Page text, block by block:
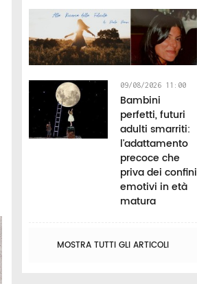
09/08/2026 11:00
Bambini
perfetti, futuri
adulti smarriti:
l'adattamento
precoce che
priva dei confini
emotivi in età
matura
MOSTRA TUTTI GLI ARTICOLI